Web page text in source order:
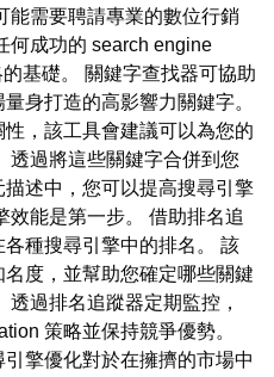
能需要聘請專業的數位行銷
何成功的 search engine
基礎。 關鍵字查找器可協助
身打造的高影響力關鍵字。
，該工具會建議可以為您的
透過將這些關鍵字合併到您
述中，您可以提高搜尋引擎
效能是第一步。 借助排名追
種搜尋引擎中的排名。 該
度，並幫助您確定哪些關鍵
過排名追蹤器定期監控，
策略並保持競爭優勢。
擎優化對於在擁擠的市場中